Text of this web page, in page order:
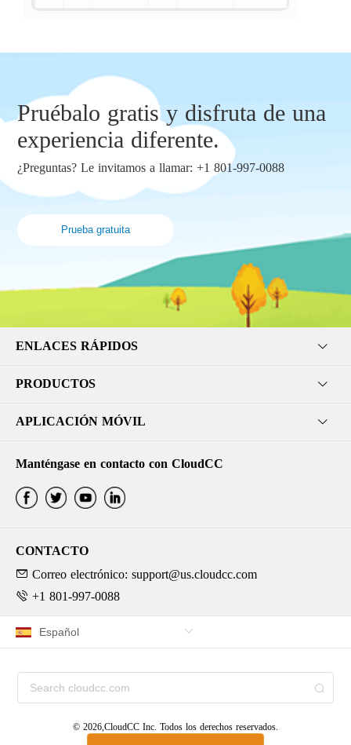
Pruébalo gratis y disfruta de una
experiencia diferente.
¿Preguntas? Le invitamos a llamar: +1 801-997-0088
Prueba gratuita
ENLACES RÁPIDOS
PRODUCTOS
APLICACIÓN MÓVIL
Manténgase en contacto con CloudCC
CONTACTO
Correo electrónico: support@us.cloudcc.com
+1 801-997-0088
© 2026,CloudCC Inc. Todos los derechos reservados.